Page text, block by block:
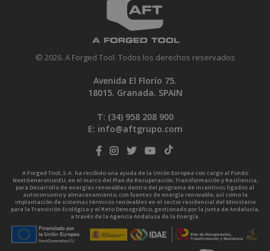
© 2026. A Forged Tool. Todos los derechos reservados
Avenida El Florío 75.
18015. Granada. SPAIN
T: (34) 958 208 900
E: info@aftgrupo.com
A Forged Tool, S.A. ha recibido una ayuda de la Unión Europea con cargo al Fondo
NextGenerationEU, en el marco del Plan de Recuperación, Transformación y Resiliencia,
para Desarrollo de energías renovables dentro del programa de incentivos ligados al
autoconsumo y almacenamiento, con fuentes de energía renovable, así como la
implantación de sistemas térmicos renovables en el sector residencial del Ministerio
para la Transición Ecológica y el Reto Demográfico, gestionado por la Junta de Andalucía,
a través de la Agencia Andaluza de la Energía.